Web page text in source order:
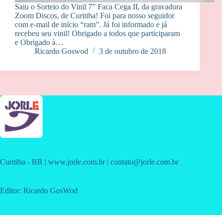
Saiu o Sorteio do Vinil 7” Faca Cega II, da gravadora
Zoom Discos, de Curitiba! Foi para nosso seguidor
com e-mail de início “ram”. Já foi informado e já
recebeu seu vinil! Obrigado a todos que participaram
e Obrigado à…
Ricardo Goswod
3 de outubro de 2018
Curitiba - BR | www.jorle.com.br | contato@jorle.com.br
Editor: Ricardo GosWod